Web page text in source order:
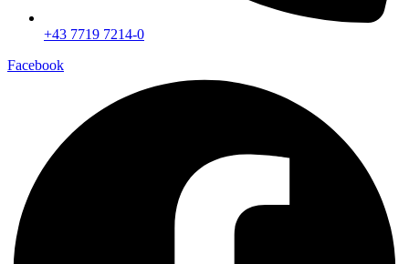
+43 7719 7214-0
Facebook